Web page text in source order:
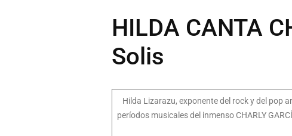
HILDA CANTA
Solis
Hilda Lizarazu, exponente del rock y del pop
períodos musicales del inmenso CHARLY